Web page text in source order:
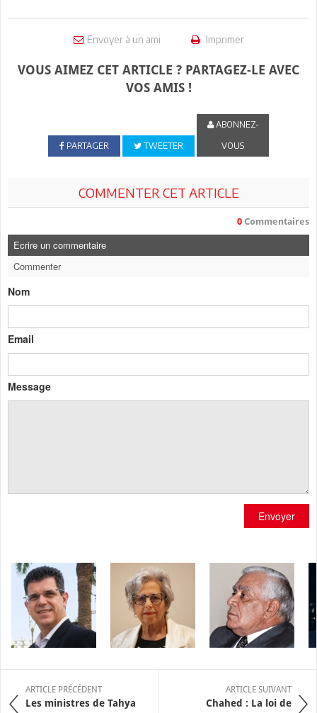
Envoyer à un ami Imprimer
VOUS AIMEZ CET ARTICLE ? PARTAGEZ-LE AVEC
VOS AMIS !
PARTAGER TWEETER
ABONNEZ-
VOUS
COMMENTER CET ARTICLE
0 Commentaires
Ecrire un commentaire
Commenter
Nom
Email
Message
Envoyer
ARTICLE PRÉCÉDENT
Les ministres de Tahya
ARTICLE SUIVANT
Chahed : La loi de